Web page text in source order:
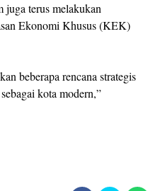
juga terus melakukan
Ekonomi Khusus (KEK)
beberapa rencana strategis
kota modern,”